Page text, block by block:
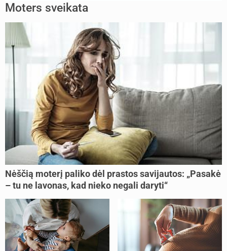
Moters sveikata
Nėščią moterį paliko dėl prastos savijautos: „Pasakė
– tu ne lavonas, kad nieko negali daryti“